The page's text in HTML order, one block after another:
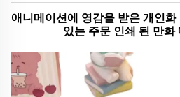
애니메이션에 영감을 받은 개인
있는 주문 인쇄 된 만화